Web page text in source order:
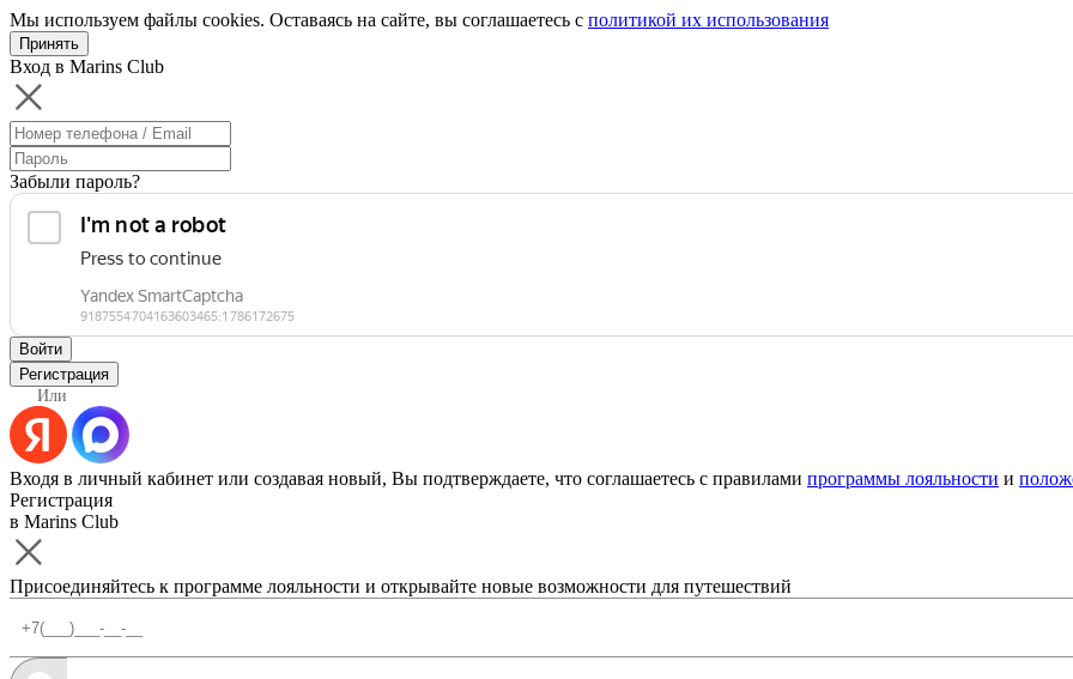
Мы используем файлы cookies. Оставаясь на сайте, вы соглашаетесь с политикой их использования
Принять
Вход в Marins Club
Забыли пароль?
Войти
Регистрация
Или
Входя в личный кабинет или создавая новый, Вы подтверждаете, что соглашаетесь с правилами программы лояльности и
Регистрация
в Marins Club
Присоединяйтесь к программе лояльности и открывайте новые возможности для путешествий